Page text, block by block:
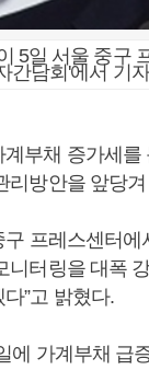
5일 서울 중구
간담회'에서 기
부채 증가세
리방안을 앞당
프레스센터에
니터링을 대폭
”고 밝혔다.
에 가계부채 급